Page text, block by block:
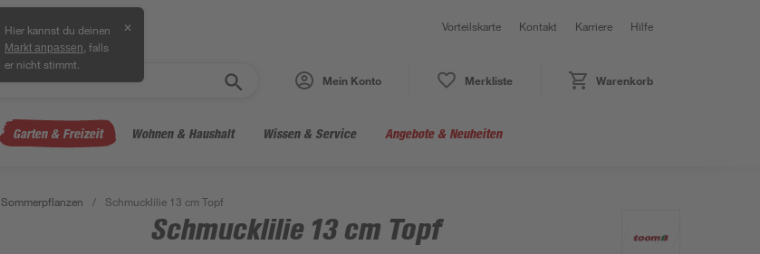
Hier kannst du deinen
Markt anpassen , falls
er nicht stimmt.
✕ Vorteilskarte Kontakt Karriere Hilfe
Mein Konto Merkliste Warenkorb
Garten & Freizeit Wohnen & Haushalt Wissen & Service Angebote & Neuheiten
Sommerpflanzen / Schmucklilie 13 cm Topf
Schmucklilie 13 cm Topf